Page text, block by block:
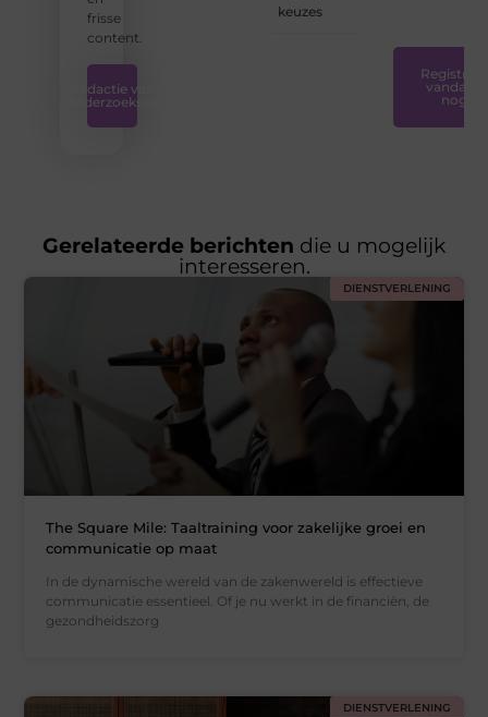
frisse
content.
Redactie van
Onderzoeksite
keuzes
Registreer
vandaag
nog
Gerelateerde berichten die u mogelijk
interesseren.
DIENSTVERLENING
The Square Mile: Taaltraining voor zakelijke groei en
communicatie op maat
In de dynamische wereld van de zakenwereld is effectieve
communicatie essentieel. Of je nu werkt in de financiën, de
gezondheidszorg
DIENSTVERLENING